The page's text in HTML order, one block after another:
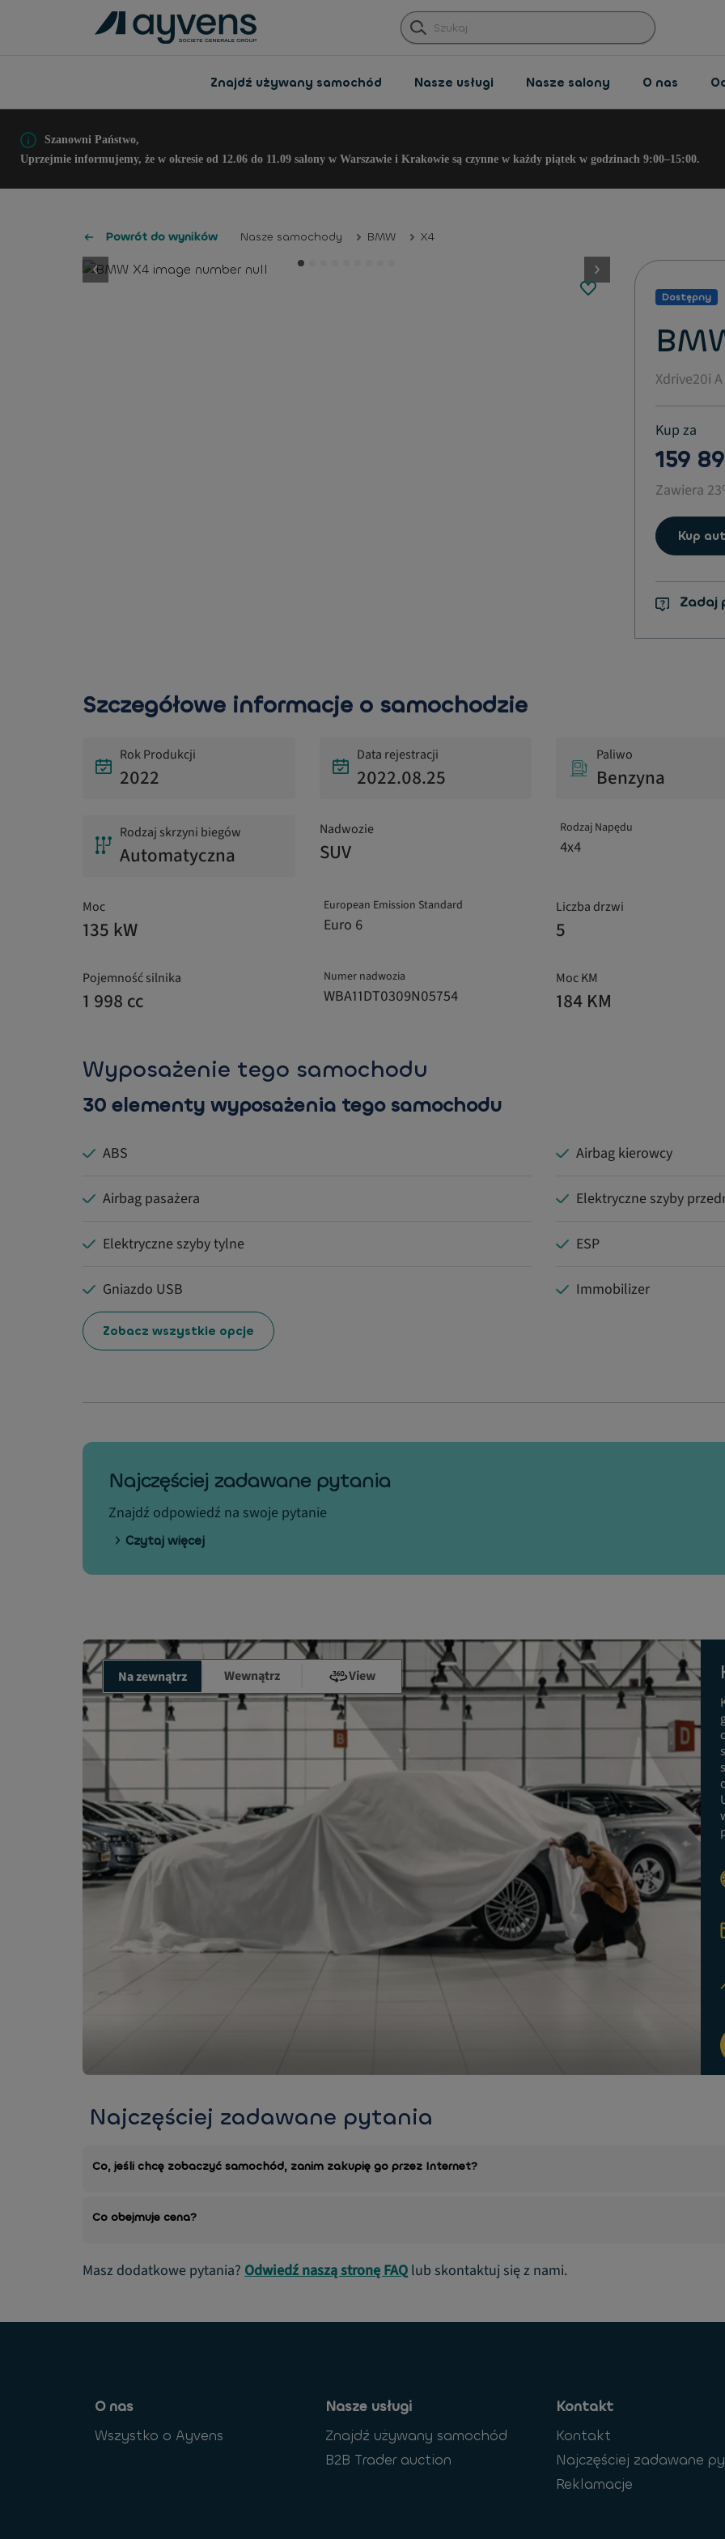
Znajdź używany samochód Nasze usługi Nasze salony O nas
Szanowni Państwo,
Uprzejmie informujemy, że w okresie od 12.06 do 11.09 salony w Warszawie i Krakowie są czynne w każdy piątek w godzinach 9:00–15:00.
Powrót do wyników Nasze samochody BMW X4
button.previous button.next
Dostępny
Xdrive20i A
Kup za
159
Zawiera
Kup
Zadaj
Szczegółowe informacje o samochodzie
Rok Produkcji
2022
Data rejestracji
2022.08.25
Paliwo
Benzyna
Rodzaj skrzyni biegów
Automatyczna
Nadwozie
SUV
Rodzaj Napędu
4x4
Moc
135 kW
European Emission Standard
Euro 6
Liczba drzwi
5
Pojemność silnika
1 998 cc
Numer nadwozia
WBA11DT0309N05754
Moc KM
184 KM
Wyposażenie tego samochodu
30 elementy wyposażenia tego samochodu
ABS Airbag kierowcy
Airbag pasażera Elektryczne szyby
Elektryczne szyby tylne ESP
Gniazdo USB Immobilizer
Zobacz wszystkie opcje
Najczęściej zadawane pytania
Znajdź odpowiedź na swoje pytanie
Czytaj więcej
Na zewnątrz Wewnątrz View
Najczęściej zadawane pytania
Co, jeśli chcę zobaczyć samochód, zanim zakupię go przez Internet?
Co obejmuje cena?
Masz dodatkowe pytania? Odwiedź naszą stronę FAQ lub skontaktuj się z nami.
O nas
Wszystko o Ayvens
Nasze usługi
Znajdź używany samochód
B2B Trader auction
Kontakt
Kontakt
Najczęściej zadawane
Reklamacje